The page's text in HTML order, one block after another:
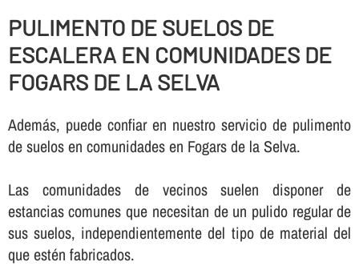
PULIMENTO DE SUELOS DE
ESCALERA EN COMUNIDADES DE
FOGARS DE LA SELVA
Además, puede confiar en nuestro servicio de pulimento
de suelos en comunidades en Fogars de la Selva.
Las comunidades de vecinos suelen disponer de
estancias comunes que necesitan de un pulido regular de
sus suelos, independientemente del tipo de material del
que estén fabricados.